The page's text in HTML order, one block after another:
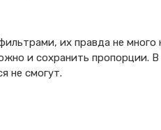
их правда не
и сохранить пропорции.
не смогут.